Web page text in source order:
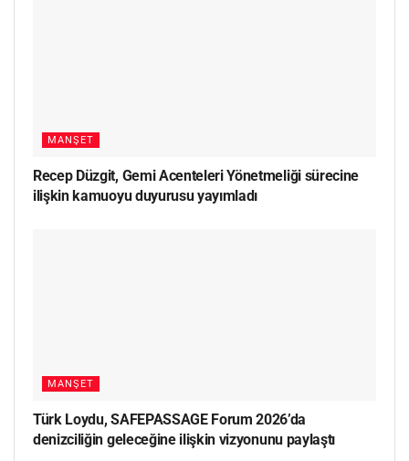
MANŞET
Recep Düzgit, Gemi Acenteleri Yönetmeliği sürecine
ilişkin kamuoyu duyurusu yayımladı
MANŞET
Türk Loydu, SAFEPASSAGE Forum 2026’da
denizciliğin geleceğine ilişkin vizyonunu paylaştı